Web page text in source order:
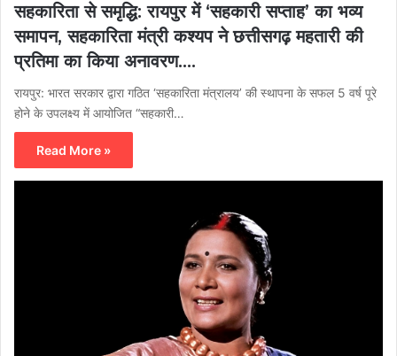
​सहकारिता से समृद्धि: रायपुर में ‘सहकारी सप्ताह’ का भव्य
समापन, सहकारिता मंत्री कश्यप ने छत्तीसगढ़ महतारी की
प्रतिमा का किया अनावरण….
रायपुर: भारत सरकार द्वारा गठित ‘सहकारिता मंत्रालय’ की स्थापना के सफल 5 वर्ष पूरे
होने के उपलक्ष्य में आयोजित “सहकारी…
Read More »